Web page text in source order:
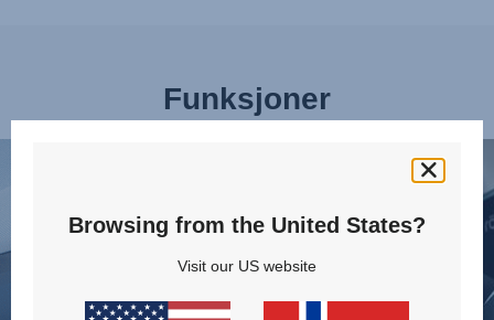
Funksjoner
BRYSTET,
10
SICT,
Browsing from the United States?
Visit our US website